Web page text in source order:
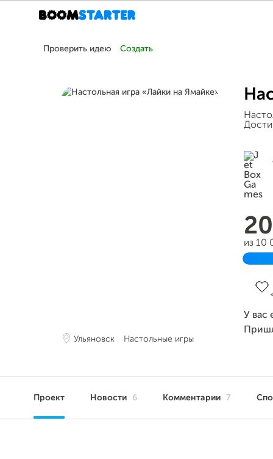
Проверить идею Создать
Ульяновск Настольные игры
из 10
У вас
Проект Новости 6 Комментарии 7